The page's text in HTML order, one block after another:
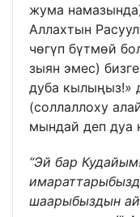
жума
Аллахтын
чөгүп бүтмөй
зыян эмес)
дуба кылыңыз!»
(соллаллоху
мындай деп дуа
“Эй бар
шаарыбыздын